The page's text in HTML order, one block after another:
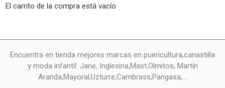
El carrito de la compra está vacío
Encuentra en tienda mejores marcas en puericultura,canastilla
y moda infantil. Jane, Inglesina,Mast,Olmitos, Martín
Aranda,Mayoral,Uzturre,Cambrass,Pangasa,...